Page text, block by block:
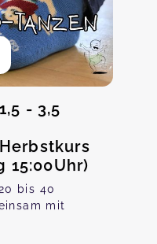
- 3,5
15:00Uhr)
bis 40
mit